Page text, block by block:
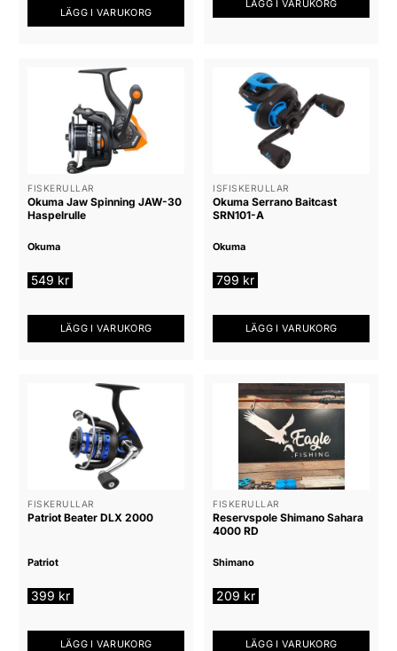
LÄGG I VARUKORG
LÄGG I VARUKORG
FISKERULLAR
Okuma Jaw Spinning JAW-30
Haspelrulle
Okuma
549 kr
LÄGG I VARUKORG
ISFISKERULLAR
Okuma Serrano Baitcast
SRN101-A
Okuma
799 kr
LÄGG I VARUKORG
FISKERULLAR
Patriot Beater DLX 2000
Patriot
399 kr
LÄGG I VARUKORG
FISKERULLAR
Reservspole Shimano Sahara
4000 RD
Shimano
209 kr
LÄGG I VARUKORG